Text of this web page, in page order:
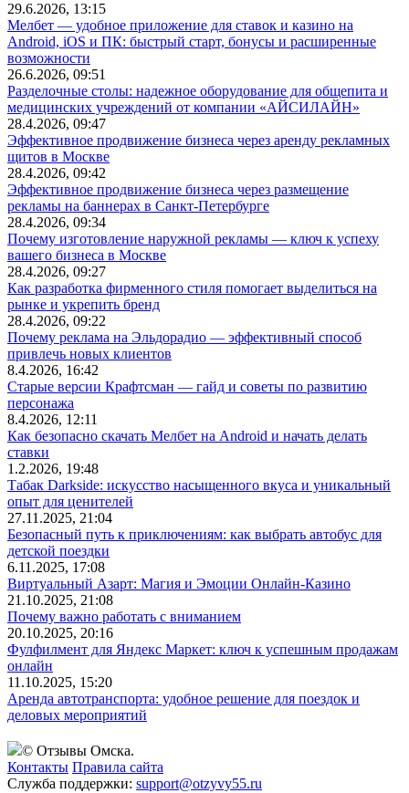
29.6.2026, 13:15
Мелбет — удобное приложение для ставок и казино на
Android, iOS и ПК: быстрый старт, бонусы и расширенные
возможности
26.6.2026, 09:51
Разделочные столы: надежное оборудование для общепита и
медицинских учреждений от компании «АЙСИЛАЙН»
28.4.2026, 09:47
Эффективное продвижение бизнеса через аренду рекламных
щитов в Москве
28.4.2026, 09:42
Эффективное продвижение бизнеса через размещение
рекламы на баннерах в Санкт-Петербурге
28.4.2026, 09:34
Почему изготовление наружной рекламы — ключ к успеху
вашего бизнеса в Москве
28.4.2026, 09:27
Как разработка фирменного стиля помогает выделиться на
рынке и укрепить бренд
28.4.2026, 09:22
Почему реклама на Эльдорадио — эффективный способ
привлечь новых клиентов
8.4.2026, 16:42
Старые версии Крафтсман — гайд и советы по развитию
персонажа
8.4.2026, 12:11
Как безопасно скачать Мелбет на Android и начать делать
ставки
1.2.2026, 19:48
Табак Darkside: искусство насыщенного вкуса и уникальный
опыт для ценителей
27.11.2025, 21:04
Безопасный путь к приключениям: как выбрать автобус для
детской поездки
6.11.2025, 17:08
Виртуальный Азарт: Магия и Эмоции Онлайн-Казино
21.10.2025, 21:08
Почему важно работать с вниманием
20.10.2025, 20:16
Фулфилмент для Яндекс Маркет: ключ к успешным продажам
онлайн
11.10.2025, 15:20
Аренда автотранспорта: удобное решение для поездок и
деловых мероприятий
© Отзывы Омска.
Контакты Правила сайта
Служба поддержки: support@otzyvy55.ru